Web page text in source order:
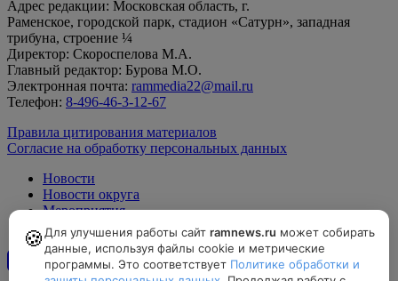
Адрес редакции: Московская область, г.
Раменское, городской парк, стадион «Сатурн», западная
трибуна, строение ¼
Директор: Скороспелова М.А.
Главный редактор: Бурова М.О.
Электронная почта: rammedia22@mail.ru
Телефон: 8-496-46-3-12-67
Правила цитирования материалов
Согласие на обработку персональных данных
Новости
Новости округа
Мероприятия
Официально
12+
🍪 Для улучшения работы сайт ramnews.ru может собирать
данные, используя файлы cookie и метрические
программы. Это соответствует Политике обработки и